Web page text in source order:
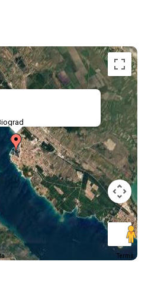
Terms